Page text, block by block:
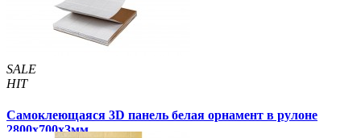
SALE
HIT
Самоклеющаяся 3D панель белая орнамент в рулоне
2800x700x3мм